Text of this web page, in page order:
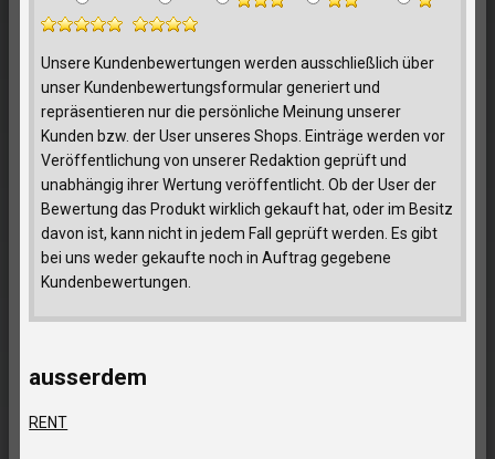
Unsere Kundenbewertungen werden ausschließlich über
unser Kundenbewertungsformular generiert und
repräsentieren nur die persönliche Meinung unserer
Kunden bzw. der User unseres Shops. Einträge werden vor
Veröffentlichung von unserer Redaktion geprüft und
unabhängig ihrer Wertung veröffentlicht. Ob der User der
Bewertung das Produkt wirklich gekauft hat, oder im Besitz
davon ist, kann nicht in jedem Fall geprüft werden. Es gibt
bei uns weder gekaufte noch in Auftrag gegebene
Kundenbewertungen.
ausserdem
RENT